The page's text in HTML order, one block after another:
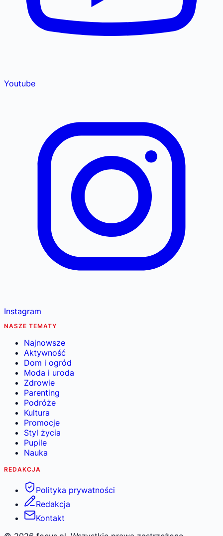
Youtube
Instagram
NASZE TEMATY
Najnowsze
Aktywność
Dom i ogród
Moda i uroda
Zdrowie
Parenting
Podróże
Kultura
Promocje
Styl życia
Pupile
Nauka
REDAKCJA
Polityka prywatności
Redakcja
Kontakt